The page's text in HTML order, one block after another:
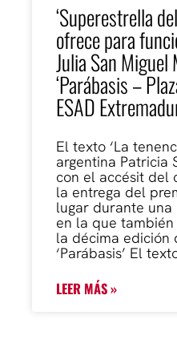
‘Superestrella
ofrece para
Julia San
‘Parábasis –
ESAD
El texto ‘La
argentina Patricia
con el accésit del
la entrega del
lugar durante
en la que
la décima edición
‘Parábasis’ El
LEER MÁS »